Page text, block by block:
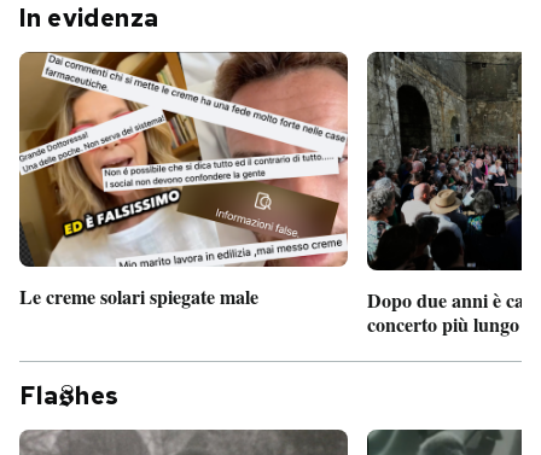
In evidenza
Le creme solari spiegate male
Dopo due anni è
concerto più lungo
Fla hes